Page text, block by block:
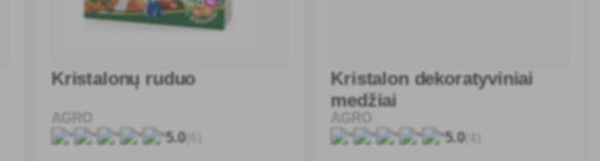
Kristalonų ruduo
AGRO
5.0(6)
Kristalon dekoratyviniai
medžiai
AGRO
5.0(4)